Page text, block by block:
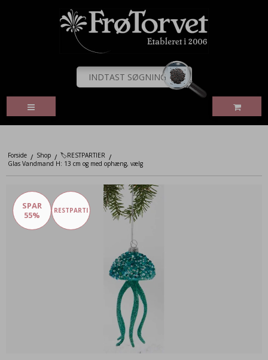
Forside / Shop / 🏷️RESTPARTIER /
Glas Vandmand H: 13 cm og med ophæng, vælg
SPAR
55%
RESTPARTI